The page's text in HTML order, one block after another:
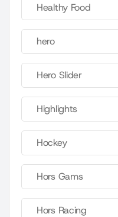
Healthy Food
hero
Hero Slider
Highlights
Hockey
Hors Gams
Hors Racing